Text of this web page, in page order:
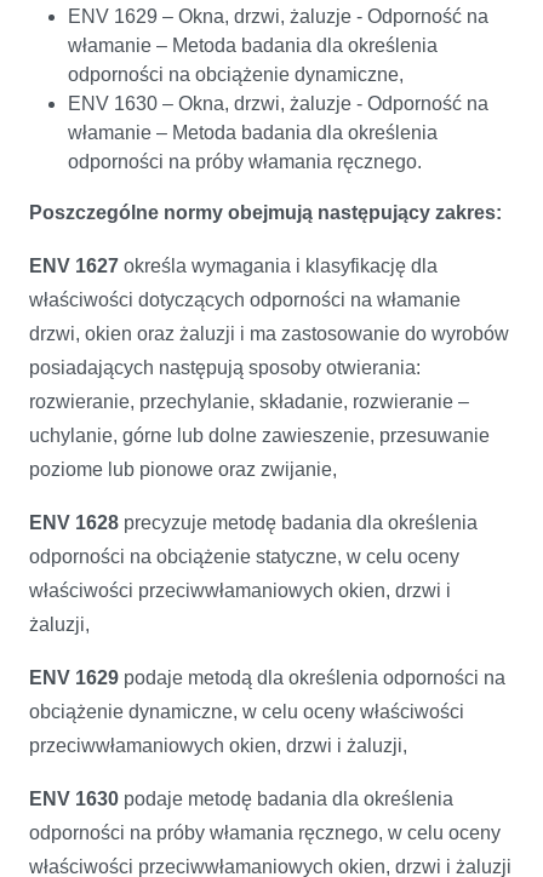
ENV 1629 – Okna, drzwi, żaluzje - Odporność na
włamanie – Metoda badania dla określenia
odporności na obciążenie dynamiczne,
ENV 1630 – Okna, drzwi, żaluzje - Odporność na
włamanie – Metoda badania dla określenia
odporności na próby włamania ręcznego.
Poszczególne normy obejmują następujący zakres:
ENV 1627 określa wymagania i klasyfikację dla
właściwości dotyczących odporności na włamanie
drzwi, okien oraz żaluzji i ma zastosowanie do wyrobów
posiadających następują sposoby otwierania:
rozwieranie, przechylanie, składanie, rozwieranie –
uchylanie, górne lub dolne zawieszenie, przesuwanie
poziome lub pionowe oraz zwijanie,
ENV 1628 precyzuje metodę badania dla określenia
odporności na obciążenie statyczne, w celu oceny
właściwości przeciwwłamaniowych okien, drzwi i
żaluzji,
ENV 1629 podaje metodą dla określenia odporności na
obciążenie dynamiczne, w celu oceny właściwości
przeciwwłamaniowych okien, drzwi i żaluzji,
ENV 1630 podaje metodę badania dla określenia
odporności na próby włamania ręcznego, w celu oceny
właściwości przeciwwłamaniowych okien, drzwi i żaluzji